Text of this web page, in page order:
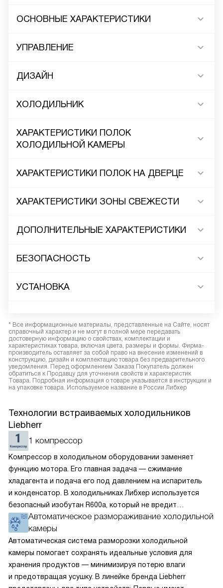
ОСНОВНЫЕ ХАРАКТЕРИСТИКИ
УПРАВЛЕНИЕ
ДИЗАЙН
ХОЛОДИЛЬНИК
ХАРАКТЕРИСТИКИ ПОЛОК
ХОЛОДИЛЬНОЙ КАМЕРЫ
ХАРАКТЕРИСТИКИ ПОЛОК НА ДВЕРЦЕ
ХАРАКТЕРИСТИКИ ЗОНЫ СВЕЖЕСТИ
ДОПОЛНИТЕЛЬНЫЕ ХАРАКТЕРИСТИКИ
БЕЗОПАСНОСТЬ
УСТАНОВКА
* Все информационные материалы, представленные на Сайте, носят
справочный характер и не могут в полной мере передавать
достоверную информацию о свойствах, комплектации и
характеристиках товара, включая цвета, размеры и формы. Фирма-
производитель оставляет за собой право на внесение изменений в
конструкцию, дизайн и комплектацию товара без предварительного
уведомления. Перед оформлением Заказа Покупатель должен
обратиться к Продавцу для уточнения свойств и характеристик
Товара. Подробная информация о товаре указывается в инструкции и
на упаковке товара. Используемое название в России Либхер
Технологии встраиваемых холодильников
Liebherr
1 компрессор
Компрессор в холодильном оборудовании заменяет
функцию мотора. Его главная задача — сжимание
хладагента и подача его под давлением на испаритель
и конденсатор. В холодильниках Либхер используется
безопасный изобутан R600a, который не вредит
окружающей среде. Компрессор перегоняет его
по охладительному контуру по принципу насоса. Чем
лучше работает «мотор» прибора, тем качественнее
и быстрее происходит охлаждение, затрачивается
меньше электроэнергии.
Автоматическое размораживание холодильной
камеры
Автоматическая система разморозки холодильной
камеры помогает сохранять идеальные условия для
хранения продуктов — минимизируя потерю влаги
и предотвращая усушку. В линейке бренда Liebherr